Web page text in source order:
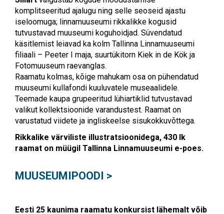
komplitseeritud ajalugu ning selle seoseid ajastu
iseloomuga; linnamuuseumi rikkalikke kogusid
tutvustavad muuseumi koguhoidjad. Süvendatud
käsitlemist leiavad ka kolm Tallinna Linnamuuseumi
filiaali – Peeter I maja, suurtükitorn Kiek in de Kök ja
Fotomuuseum raevanglas.
Raamatu kolmas, kõige mahukam osa on pühendatud
muuseumi kullafondi kuuluvatele museaalidele.
Teemade kaupa grupeeritud lühiartiklid tutvustavad
valikut kollektsioonide varandustest. Raamat on
varustatud viidete ja ingliskeelse sisukokkuvõttega.
Rikkalike värviliste illustratsioonidega, 430 lk
raamat on müügil Tallinna Linnamuuseumi e-poes.
MUUSEUMIPOODI >
Eesti 25 kaunima raamatu konkursist lähemalt võib